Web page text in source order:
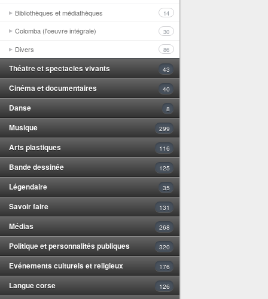
Bibliothèques et médiathèques 14
Colomba (l'oeuvre intégrale) 30
Divers 86
Théâtre et spectacles vivants 43
Cinéma et documentaires 40
Danse 8
Musique 299
Arts plastiques 116
Bande dessinée 125
Légendaire 35
Savoir faire 131
Médias 268
Politique et personnalités publiques 320
Evénements culturels et religieux 176
Langue corse 126